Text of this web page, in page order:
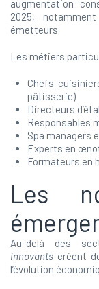
augmentation
2025,
émetteurs.
Les métiers
Chefs
pâtisserie)
Directeurs
Responsables
Spa managers
Experts en
Formateurs en
Les
Au-delà des
innovants créent
l’évolution